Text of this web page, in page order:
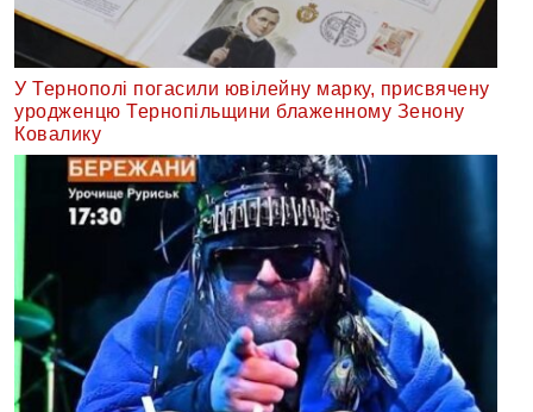
У Тернополі погасили ювілейну марку, присвячену
уродженцю Тернопільщини блаженному Зенону
Ковалику